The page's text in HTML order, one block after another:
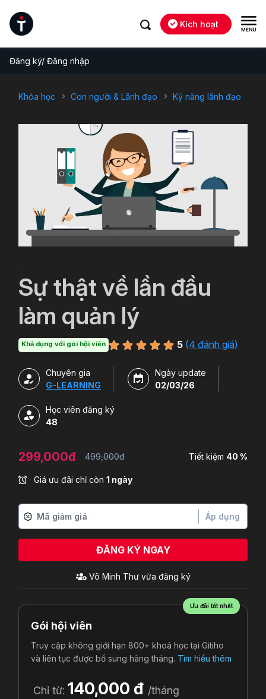
Kích hoạt
Đăng ký/ Đăng nhập
Khóa học Con người & Lãnh đạo Kỹ năng lãnh đạo
Sự thật về lần đầu
làm quản lý
Khả dụng với gói hội viên 5 (4 đánh giá)
Chuyên gia
G-LEARNING
Ngày update
02/03/26
Học viên đăng ký
48
299,000đ 499,000đ Tiết kiệm 40 %
Giá ưu đãi chỉ còn 1 ngày
Áp dụng
ĐĂNG KÝ NGAY
Ưu đãi tốt nhất
Gói hội viên
Truy cập không giới hạn 800+ khoá học tại Gitiho
và liên tục được bổ sung hàng tháng. Tìm hiểu thêm
Chỉ từ: 140,000 đ /tháng